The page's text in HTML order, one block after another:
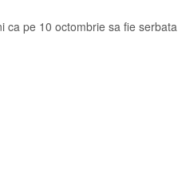
pe 10 octombrie sa fie